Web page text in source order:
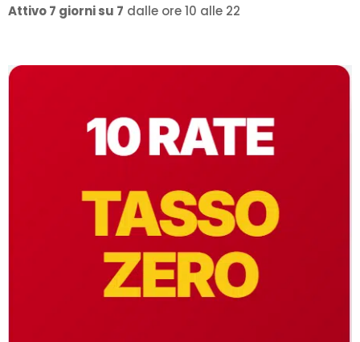
Attivo 7 giorni su 7 dalle ore 10 alle 22